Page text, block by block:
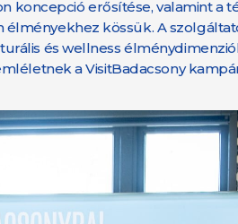
koncepció erősítése, valamint a
élményekhez kössük. A
és wellness
a VisitBadacsony